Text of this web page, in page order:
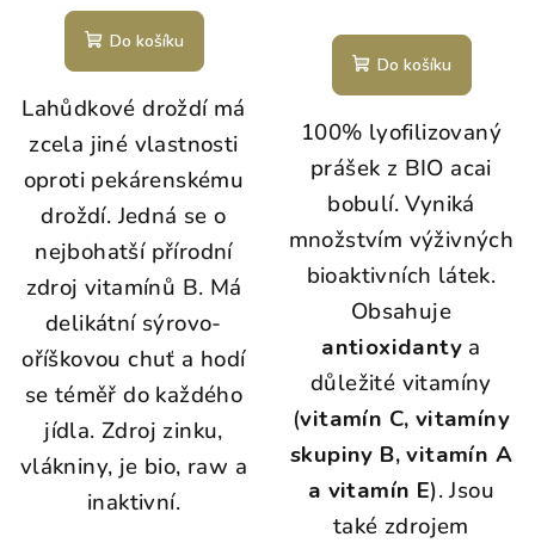
Do košíku
Lahůdkové droždí má
zcela jiné vlastnosti
oproti pekárenskému
droždí. Jedná se o
nejbohatší přírodní
zdroj vitamínů B. Má
delikátní sýrovo-
oříškovou chuť a hodí
se téměř do každého
jídla. Zdroj zinku,
vlákniny, je bio, raw a
inaktivní.
Do košíku
100% lyofilizovaný
prášek z BIO acai
bobulí. Vyniká
množstvím výživných
bioaktivních látek.
Obsahuje
antioxidanty a
důležité vitamíny
(vitamín C, vitamíny
skupiny B, vitamín A
a vitamín E). Jsou
také zdrojem